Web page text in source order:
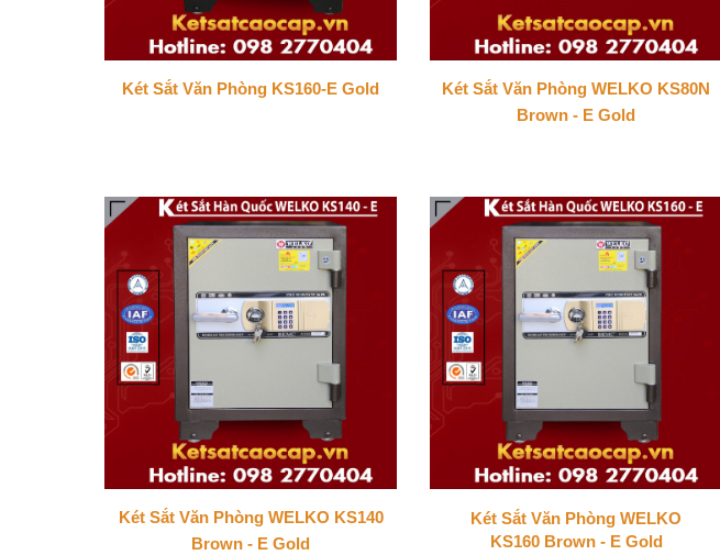
Két Sắt Văn Phòng KS160-E Gold
Két Sắt Văn Phòng WELKO KS80N
Brown - E Gold
Két Sắt Văn Phòng WELKO KS140
Brown - E Gold
Két Sắt Văn Phòng WELKO
KS160 Brown - E Gold